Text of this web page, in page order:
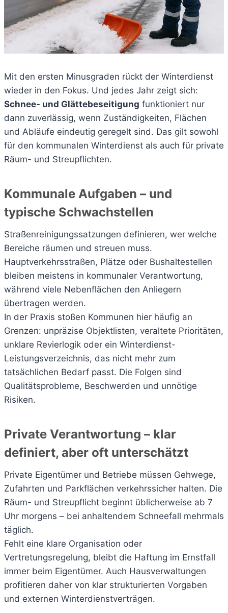
Mit den ersten Minusgraden rückt der Winterdienst
wieder in den Fokus. Und jedes Jahr zeigt sich:
Schnee- und Glättebeseitigung funktioniert nur
dann zuverlässig, wenn Zuständigkeiten, Flächen
und Abläufe eindeutig geregelt sind. Das gilt sowohl
für den kommunalen Winterdienst als auch für private
Räum- und Streupflichten.
Kommunale Aufgaben – und
typische Schwachstellen
Straßenreinigungssatzungen definieren, wer welche
Bereiche räumen und streuen muss.
Hauptverkehrsstraßen, Plätze oder Bushaltestellen
bleiben meistens in kommunaler Verantwortung,
während viele Nebenflächen den Anliegern
übertragen werden.
In der Praxis stoßen Kommunen hier häufig an
Grenzen: unpräzise Objektlisten, veraltete Prioritäten,
unklare Revierlogik oder ein Winterdienst-
Leistungsverzeichnis, das nicht mehr zum
tatsächlichen Bedarf passt. Die Folgen sind
Qualitätsprobleme, Beschwerden und unnötige
Risiken.
Private Verantwortung – klar
definiert, aber oft unterschätzt
Private Eigentümer und Betriebe müssen Gehwege,
Zufahrten und Parkflächen verkehrssicher halten. Die
Räum- und Streupflicht beginnt üblicherweise ab 7
Uhr morgens – bei anhaltendem Schneefall mehrmals
täglich.
Fehlt eine klare Organisation oder
Vertretungsregelung, bleibt die Haftung im Ernstfall
immer beim Eigentümer. Auch Hausverwaltungen
profitieren daher von klar strukturierten Vorgaben
und externen Winterdienstverträgen.